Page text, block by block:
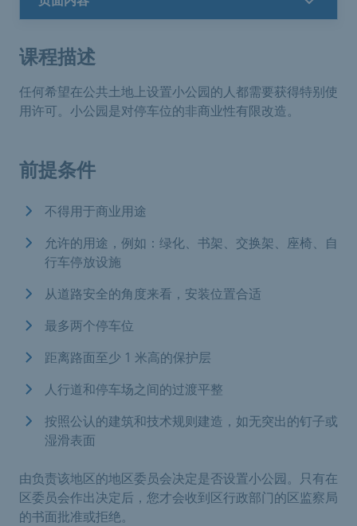
课程描述
任何希望在公共土地上设置小公园的人都需要获得特别使
用许可。小公园是对停车位的非商业性有限改造。
前提条件
不得用于商业用途
允许的用途，例如：绿化、书架、交换架、座椅、自
行车停放设施
从道路安全的角度来看，安装位置合适
最多两个停车位
距离路面至少 1 米高的保护层
人行道和停车场之间的过渡平整
按照公认的建筑和技术规则建造，如无突出的钉子或
湿滑表面
由负责该地区的地区委员会决定是否设置小公园。只有在
区委员会作出决定后，您才会收到区行政部门的区监察局
的书面批准或拒绝。